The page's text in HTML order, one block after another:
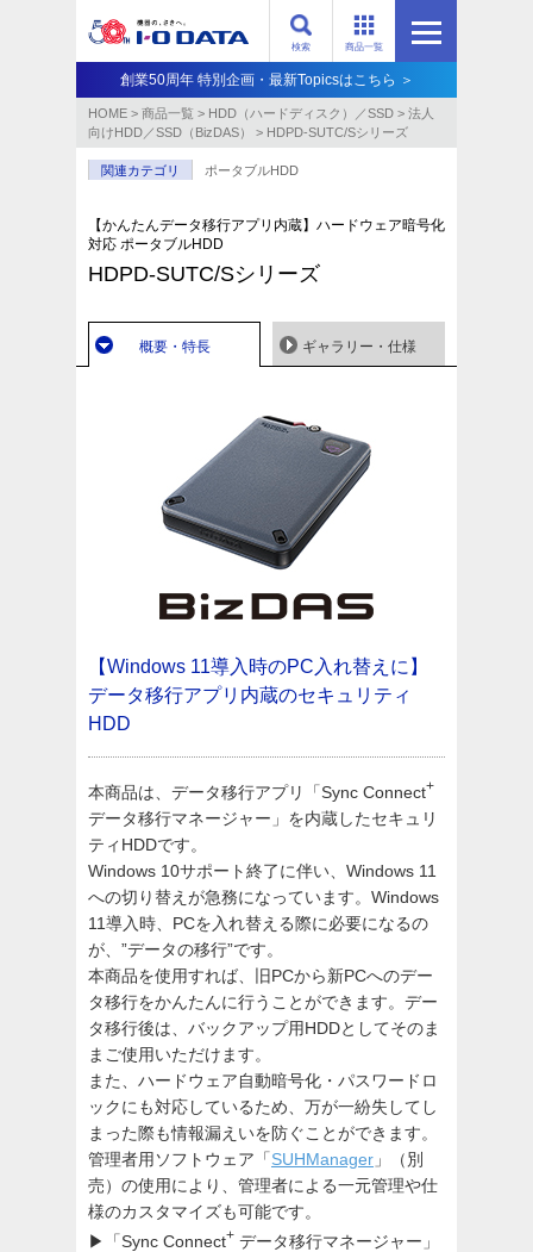
商品一覧
検索
創業50周年 特別企画・最新Topicsはこちら ＞
HOME > 商品一覧 > HDD（ハードディスク）／SSD > 法人
向けHDD／SSD（BizDAS）
> HDPD-SUTC/Sシリーズ
関連カテゴリ ポータブルHDD
【かんたんデータ移行アプリ内蔵】ハードウェア暗号化
対応 ポータブルHDD
HDPD-SUTC/Sシリーズ
概要・特長 ギャラリー・仕様
【Windows 11導入時のPC入れ替えに】
データ移行アプリ内蔵のセキュリティ
HDD
本商品は、データ移行アプリ「Sync Connect+
データ移行マネージャー」を内蔵したセキュリ
ティHDDです。
Windows 10サポート終了に伴い、Windows 11
への切り替えが急務になっています。Windows
11導入時、PCを入れ替える際に必要になるの
が、”データの移行”です。
本商品を使用すれば、旧PCから新PCへのデー
タ移行をかんたんに行うことができます。デー
タ移行後は、バックアップ用HDDとしてそのま
まご使用いただけます。
また、ハードウェア自動暗号化・パスワードロ
ックにも対応しているため、万が一紛失してし
まった際も情報漏えいを防ぐことができます。
管理者用ソフトウェア「SUHManager 」（別
売）の使用により、管理者による一元管理や仕
様のカスタマイズも可能です。
▶「Sync Connect+ データ移行マネージャー」